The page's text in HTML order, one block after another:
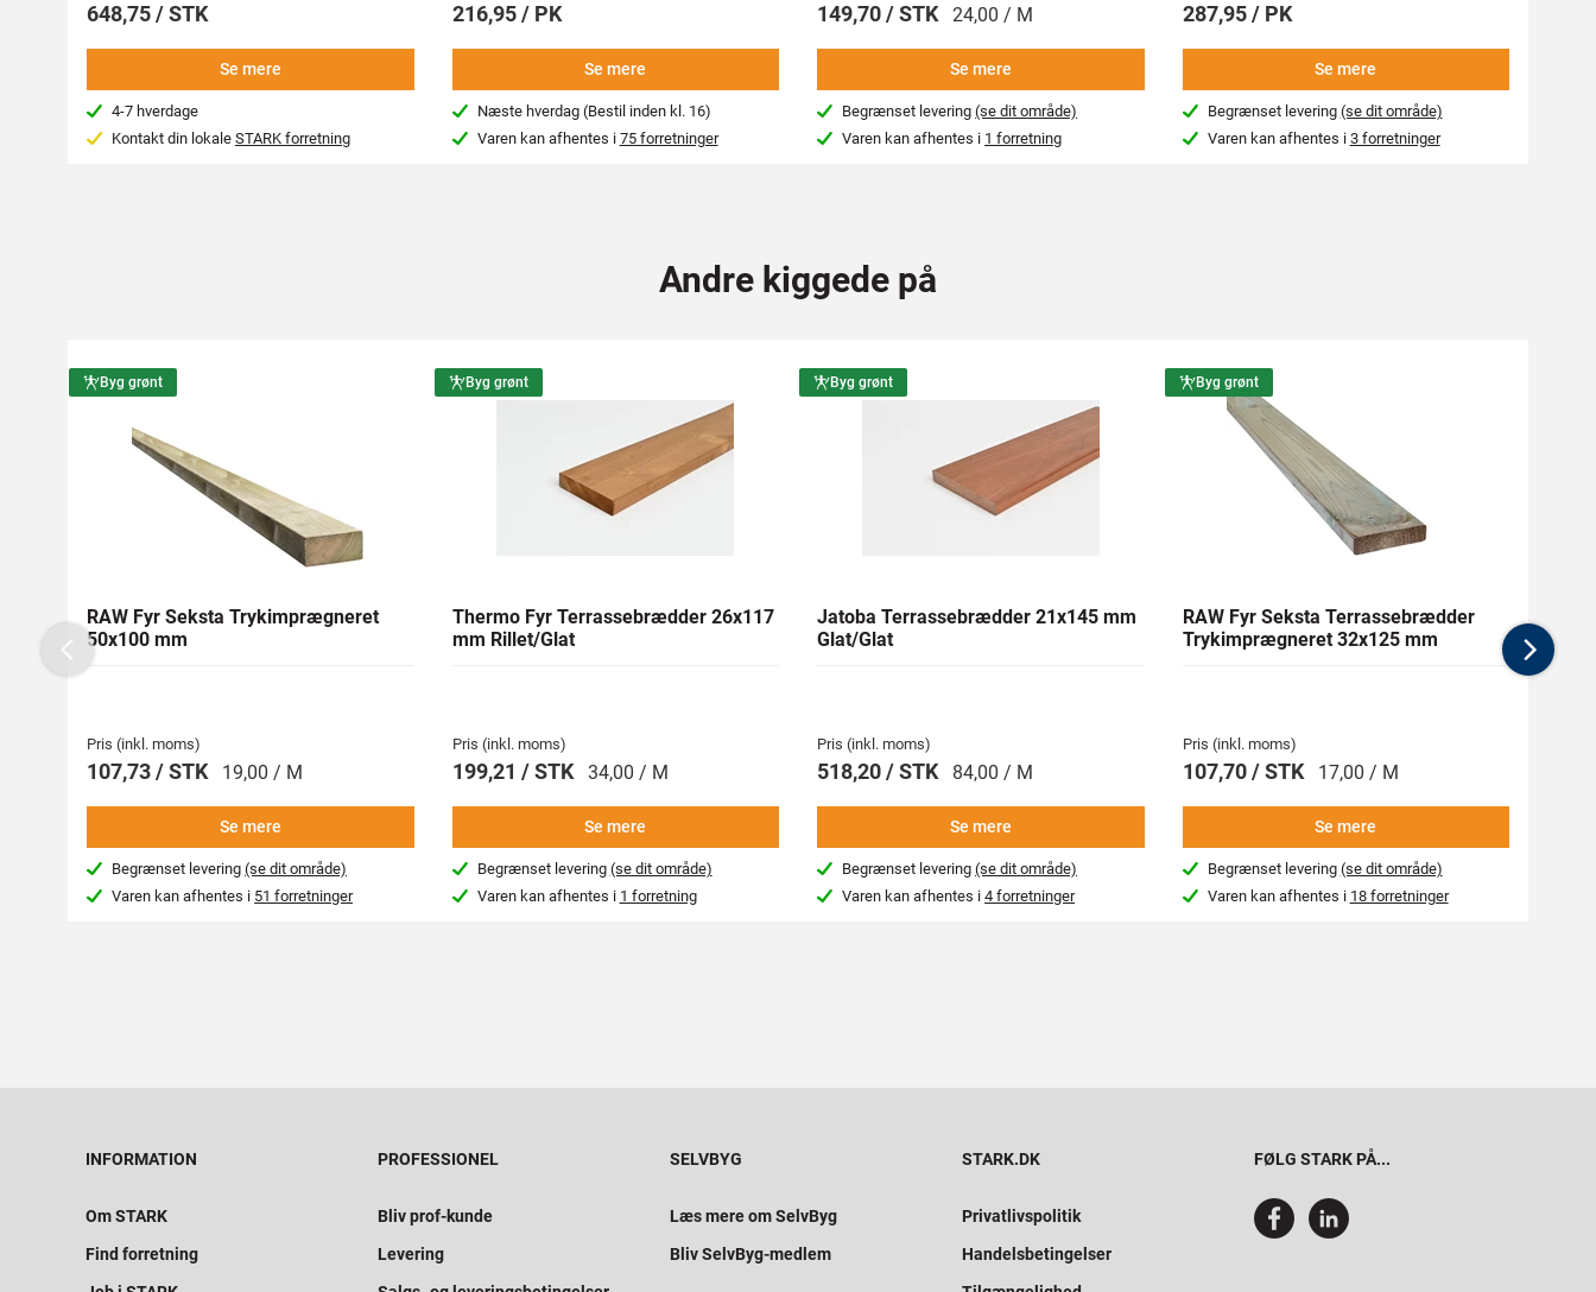
648,75 / STK
Se mere
4-7 hverdage
Kontakt din lokale STARK forretning
216,95 / PK
Se mere
Næste hverdag (Bestil inden kl. 16)
Varen kan afhentes i 75 forretninger
149,70 / STK 24,00 / M
Se mere
Begrænset levering(se dit område)
Varen kan afhentes i 1 forretning
287,95 / PK
Se mere
Begrænset levering (se dit område)
Varen kan afhentes i 3 forretninger
Andre kiggede på
Byg grønt
RAW Fyr Seksta Trykimprægneret
50x100 mm
Pris (inkl. moms)
107,73 / STK 19,00 / M
Se mere
Begrænset levering(se dit område)
Varen kan afhentes i 51 forretninger
Byg grønt
Thermo Fyr Terrassebrædder 26x117
mm Rillet/Glat
Pris (inkl. moms)
199,21 / STK 34,00 / M
Se mere
Begrænset levering (se dit område)
Varen kan afhentes i 1 forretning
Byg grønt
Jatoba Terrassebrædder 21x145 mm
Glat/Glat
Pris (inkl. moms)
518,20 / STK 84,00 / M
Se mere
Begrænset levering(se dit område)
Varen kan afhentes i4 forretninger
Byg grønt
RAW Fyr Seksta Terrassebrædder
Trykimprægneret 32x125 mm
Pris (inkl. moms)
107,70 / STK 17,00 / M
Se mere
Begrænset levering (se dit område)
Varen kan afhentes i 18 forretninger
mm
Previous
INFORMATION
Om STARK
Find forretning
PROFESSIONEL
Bliv prof-kunde
Levering
SELVBYG
Læs mere om SelvByg
Bliv SelvByg-medlem
STARK.DK
Privatlivspolitik
Handelsbetingelser
FØLG STARK PÅ...